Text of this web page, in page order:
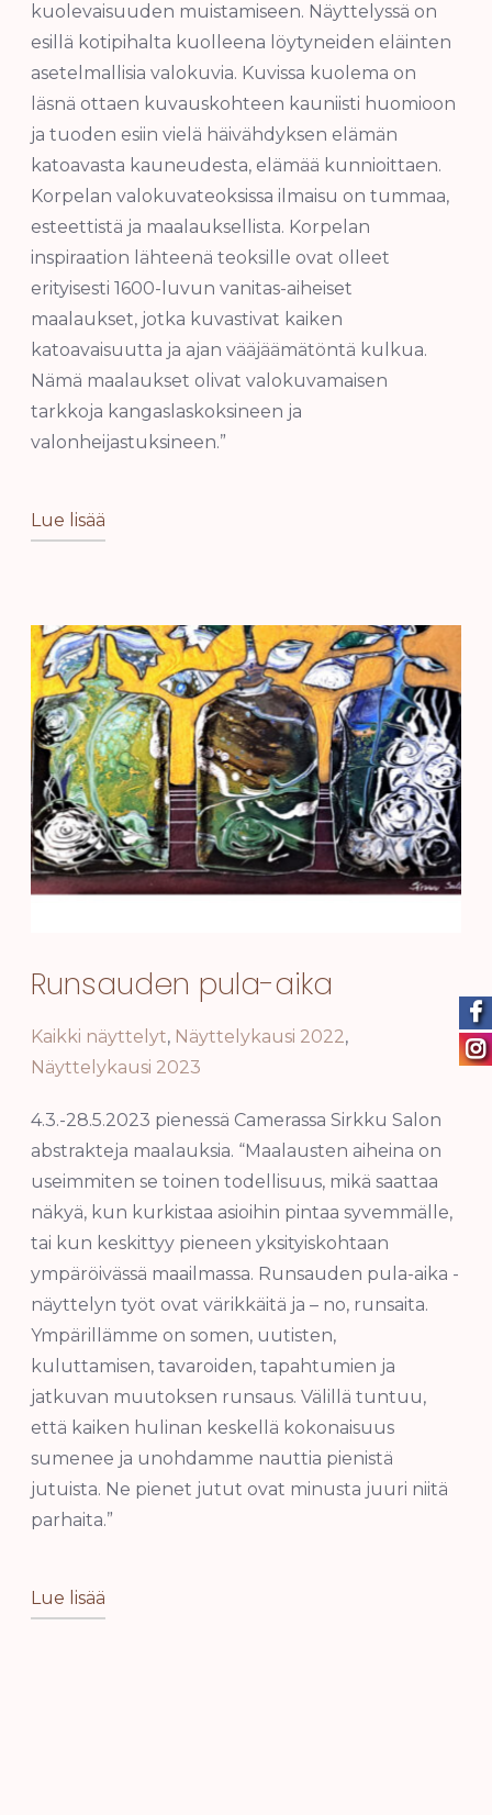
kuolevaisuuden muistamiseen. Näyttelyssä on
esillä kotipihalta kuolleena löytyneiden eläinten
asetelmallisia valokuvia. Kuvissa kuolema on
läsnä ottaen kuvauskohteen kauniisti huomioon
ja tuoden esiin vielä häivähdyksen elämän
katoavasta kauneudesta, elämää kunnioittaen.
Korpelan valokuvateoksissa ilmaisu on tummaa,
esteettistä ja maalauksellista. Korpelan
inspiraation lähteenä teoksille ovat olleet
erityisesti 1600-luvun vanitas-aiheiset
maalaukset, jotka kuvastivat kaiken
katoavaisuutta ja ajan vääjäämätöntä kulkua.
Nämä maalaukset olivat valokuvamaisen
tarkkoja kangaslaskoksineen ja
valonheijastuksineen.”
Lue lisää
Runsauden pula-aika
Kaikki näyttelyt, Näyttelykausi 2022,
Näyttelykausi 2023
4.3.-28.5.2023 pienessä Camerassa Sirkku Salon
abstrakteja maalauksia. “Maalausten aiheina on
useimmiten se toinen todellisuus, mikä saattaa
näkyä, kun kurkistaa asioihin pintaa syvemmälle,
tai kun keskittyy pieneen yksityiskohtaan
ympäröivässä maailmassa. Runsauden pula-aika -
näyttelyn työt ovat värikkäitä ja – no, runsaita.
Ympärillämme on somen, uutisten,
kuluttamisen, tavaroiden, tapahtumien ja
jatkuvan muutoksen runsaus. Välillä tuntuu,
että kaiken hulinan keskellä kokonaisuus
sumenee ja unohdamme nauttia pienistä
jutuista. Ne pienet jutut ovat minusta juuri niitä
parhaita.”
Lue lisää